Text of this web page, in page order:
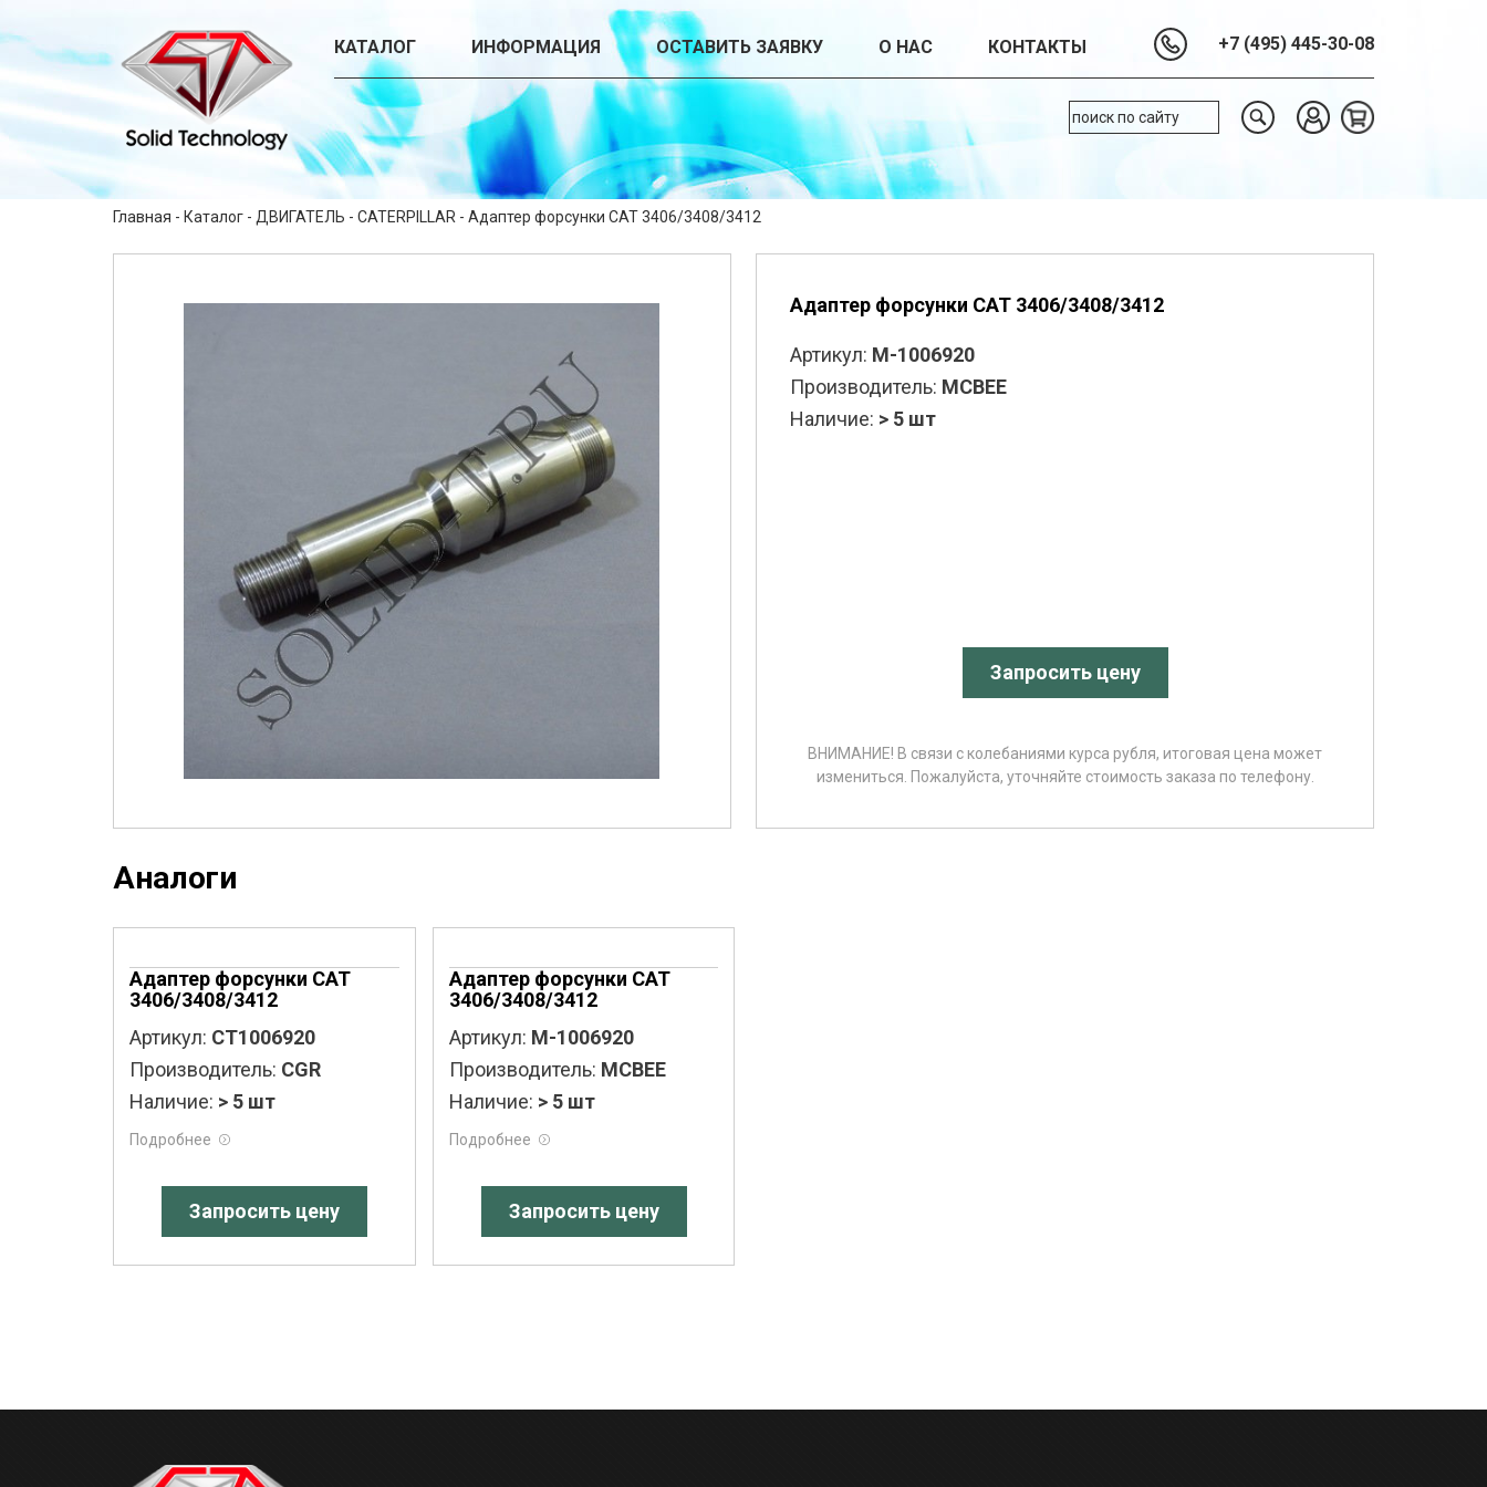
КАТАЛОГ ИНФОРМАЦИЯ ОСТАВИТЬ ЗАЯВКУ О НАС КОНТАКТЫ +7 (495) 445-30-08
Главная - Каталог - ДВИГАТЕЛЬ - CATERPILLAR - Адаптер форсунки CAT 3406/3408/3412
Адаптер форсунки CAT 3406/3408/3412
Артикул: M-1006920
Производитель: MCBEE
Наличие: > 5 шт
Запросить цену
ВНИМАНИЕ! В связи с колебаниями курса рубля, итоговая цена может
измениться. Пожалуйста, уточняйте стоимость заказа по телефону.
Аналоги
Адаптер форсунки CAT
3406/3408/3412
Артикул: CT1006920
Производитель: CGR
Наличие: > 5 шт
Подробнее
Запросить цену
Адаптер форсунки CAT
3406/3408/3412
Артикул: M-1006920
Производитель: MCBEE
Наличие: > 5 шт
Подробнее
Запросить цену